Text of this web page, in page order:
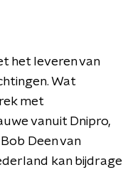
het leveren van
Wat
met
vanuit Dnipro,
Deen van
kan bijdrage